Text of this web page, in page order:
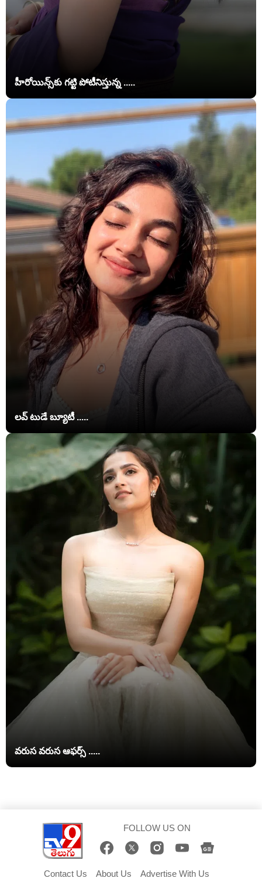
హీరోయిన్స్‌కు గట్టి పోటీనిస్తున్న .....
లవ్ టుడే బ్యూటీ .....
వరుస వరుస ఆఫర్స్ .....
FOLLOW US ON
Contact Us About Us Advertise With Us